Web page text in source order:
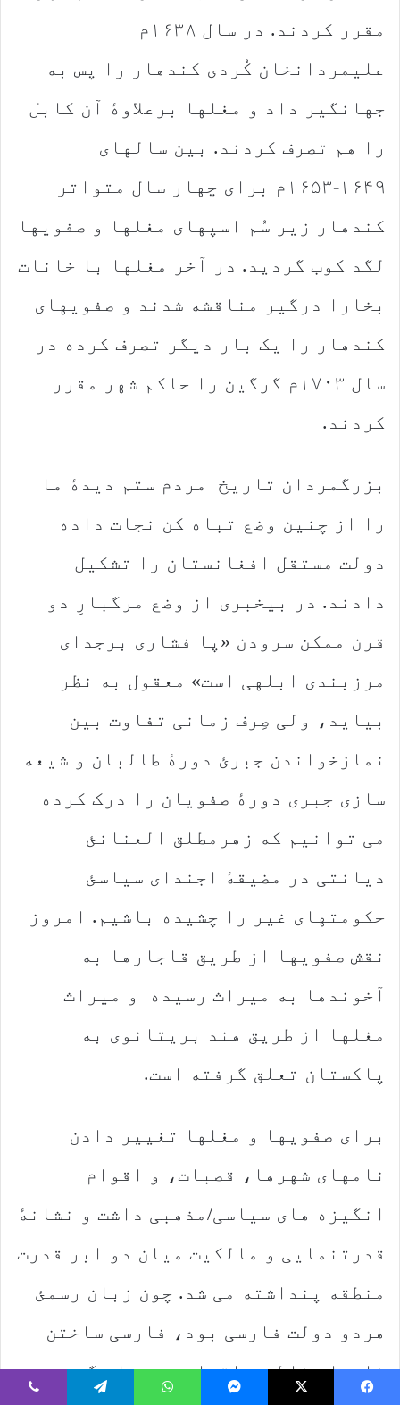
مقرر کردند. در سال ۱۶۳۸م
علیمردانخان کُردی کندهار را پس به
جهانگیر داد و مغلها برعلاوهٔ آن کابل
را هم تصرف کردند. بین سالهای
۱۶۴۹-۱۶۵۳م برای چهار سال متواتر
کندهار زیر سُم اسپهای مغلها و صفویها
لگد کوب گردید. در آخر مغلها با خانات
بخارا درگیر مناقشه شدند و صفویهای
کندهار را یک بار دیگر تصرف کرده در
سال ۱۷۰۳م گرگین را حاکم شهر مقرر
کردند.
بزرگمردان تاریخ مردم ستم دیدهٔ ما
را از چنین وضع تباه کن نجات داده
دولت مستقل افغانستان را تشکیل
دادند. در بیخبری از وضع مرگبارِ دو
قرن ممکن سرودن «پا فشاری برجدای
مرزبندی ابلهی است» معقول به نظر
بیاید، ولی صِرف زمانی تفاوت بین
نمازخواندن جبرئ دورهٔ طالبان و شیعه
سازی جبری دورهٔ صفویان را درک کرده
می توانیم که زهرمطلق العنانئ
دیانتی در مضیقهٔ اجندای سیاسئ
حکومتهای غیر را چشیده باشیم. امروز
نقش صفویها از طریق قاجارها به
آخوندها به میراث رسیده و میراث
مغلها از طریق هند بریتانوی به
پاکستان تعلق گرفته است.
برای صفویها و مغلها تغییر دادن
نامهای شهرها، قصبات، و اقوام
انگیزه های سیاسی/مذهبی داشت و نشانهٔ
قدرتنمایی و مالکیت میان دو ابر قدرت
منطقه پنداشته می شد. چون زبان رسمئ
هردو دولت فارسی بود، فارسی ساختن
نامها مناطق و اقوام رسم عام گردید.